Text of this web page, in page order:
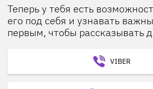
Теперь у тебя есть
его под себя и узнавать
первым, чтобы рассказывать
VIBER